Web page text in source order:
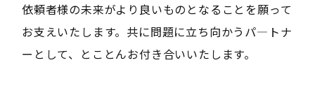
依頼者様の未来がより良いものとなることを願って
お支えいたします。共に問題に立ち向かうパ―トナ
ーとして、とことんお付き合いいたします。